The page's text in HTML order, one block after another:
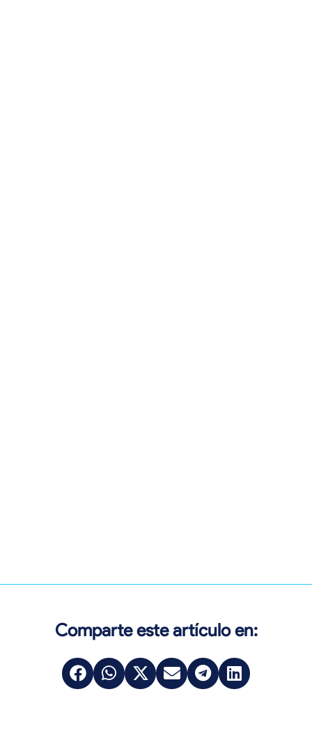
Comparte este artículo en: